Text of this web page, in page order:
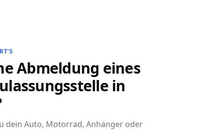
Abmeldung eines
in
dein Auto, Motorrad, Anhänger oder